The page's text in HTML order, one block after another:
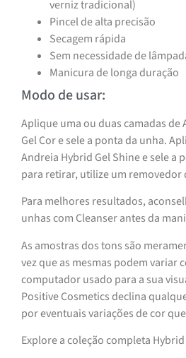
verniz tradicional)
Pincel de alta precisão
Secagem rápida
Sem necessidade de
Manicura de longa duração
Modo de usar:
Aplique uma ou duas camadas de
Gel Cor e sele a ponta da unha.
Andreia Hybrid Gel Shine e sele a
para retirar, utilize um removedor
Para melhores resultados,
unhas com Cleanser antes da
As amostras dos tons são
vez que as mesmas podem variar
computador usado para a sua
Positive Cosmetics declina
por eventuais variações de cor
Explore a coleção completa